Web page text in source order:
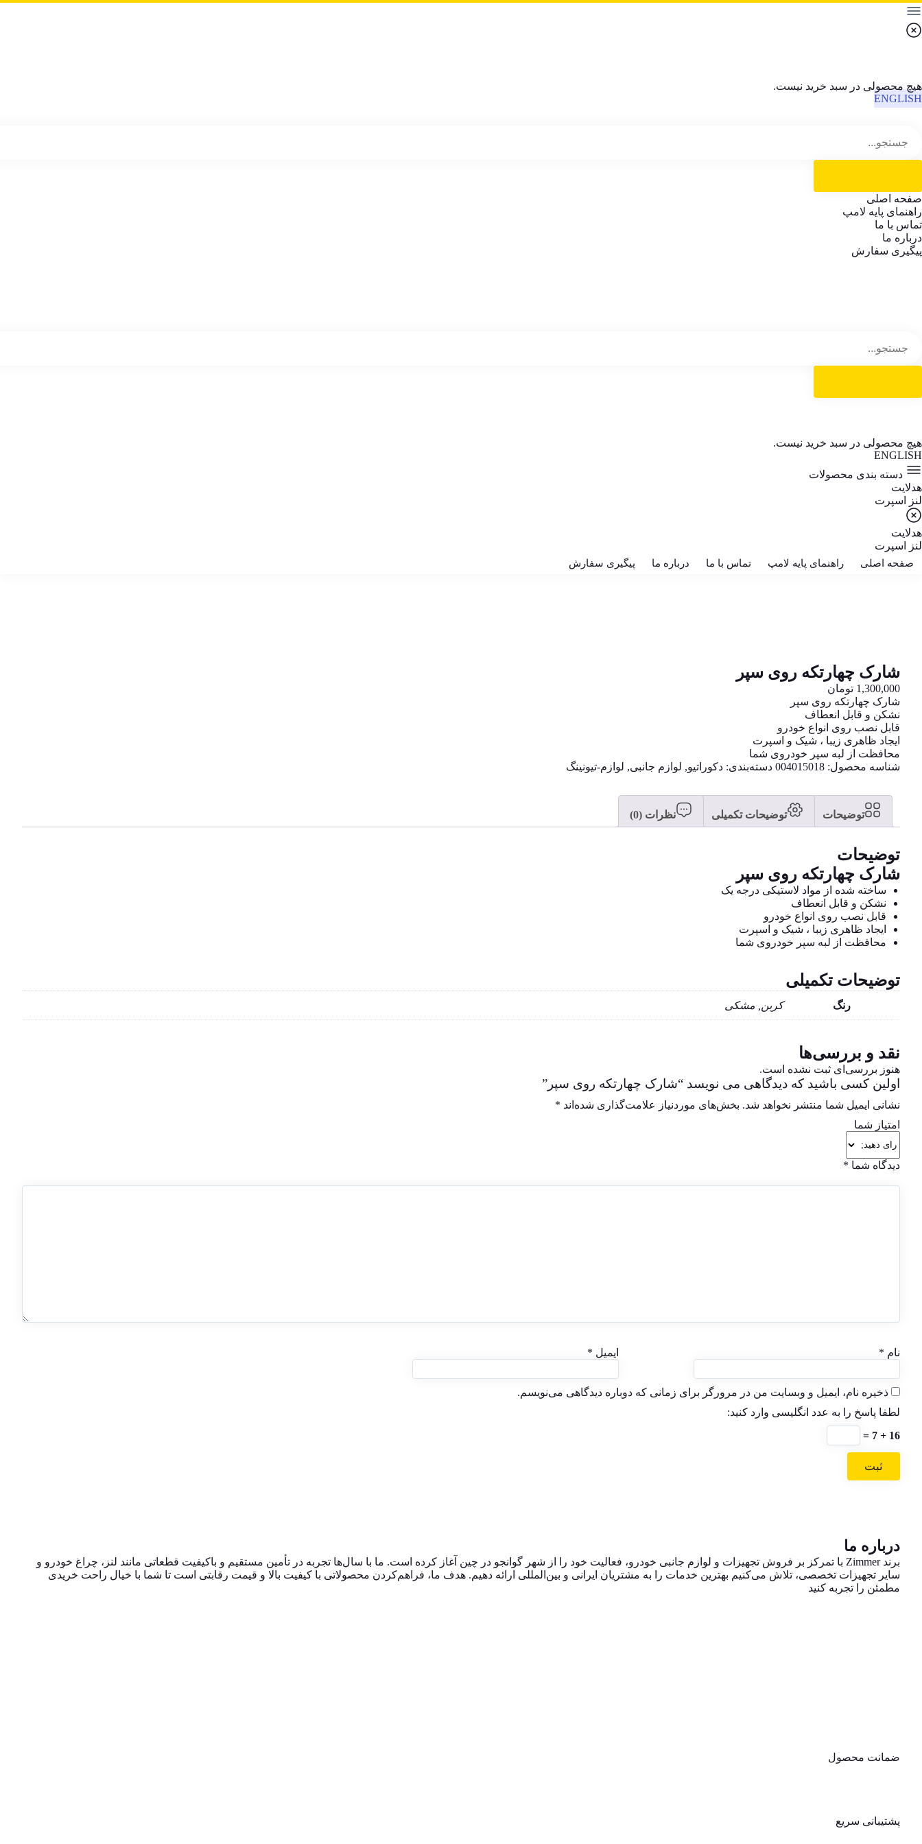
هیچ محصولی در سبد خرید نیست.
ENGLISH
صفحه اصلی
راهنمای پایه لامپ
تماس با ما
درباره ما
پیگیری سفارش
هیچ محصولی در سبد خرید نیست.
ENGLISH
دسته بندی محصولات
هدلایت
لنز اسپرت
هدلایت
لنز اسپرت
صفحه اصلی راهنمای پایه لامپ تماس با ما درباره ما پیگیری سفارش
شارک چهارتکه روی سپر
1,300,000 تومان
شارک چهارتکه روی سپر
نشکن و قابل انعطاف
قابل نصب روی انواع خودرو
ایجاد ظاهری زیبا ، شیک و اسپرت
محافظت از لبه سپر خودروی شما
شناسه محصول: 004015018 دسته‌بندی: دکوراتیو, لوازم جانبی, لوازم-تیونینگ
توضیحات توضیحات تکمیلی نظرات (0)
توضیحات
شارک چهارتکه روی سپر
ساخته شده از مواد لاستیکی درجه یک
نشکن و قابل انعطاف
قابل نصب روی انواع خودرو
ایجاد ظاهری زیبا ، شیک و اسپرت
محافظت از لبه سپر خودروی شما
توضیحات تکمیلی
رنگ کربن, مشکی
نقد و بررسی‌ها
هنوز بررسی‌ای ثبت نشده است.
اولین کسی باشید که دیدگاهی می نویسد “شارک چهارتکه روی سپر”
نشانی ایمیل شما منتشر نخواهد شد. بخش‌های موردنیاز علامت‌گذاری شده‌اند *
امتیاز شما
دیدگاه شما *
نام * ایمیل *
ذخیره نام، ایمیل و وبسایت من در مرورگر برای زمانی که دوباره دیدگاهی می‌نویسم.
لطفا پاسخ را به عدد انگلیسی وارد کنید:
16 + 7 =
درباره ما
برند Zimmer با تمرکز بر فروش تجهیزات و لوازم جانبی خودرو، فعالیت خود را از شهر گوانجو در چین آغاز کرده است. ما با سال‌ها تجربه در تأمین مستقیم و باکیفیت قطعاتی مانند لنز، چراغ خودرو و
سایر تجهیزات تخصصی، تلاش می‌کنیم بهترین خدمات را به مشتریان ایرانی و بین‌المللی ارائه دهیم. هدف ما، فراهم‌کردن محصولاتی با کیفیت بالا و قیمت رقابتی است تا شما با خیال راحت خریدی
مطمئن را تجربه کنید
ضمانت محصول
پشتیبانی سریع